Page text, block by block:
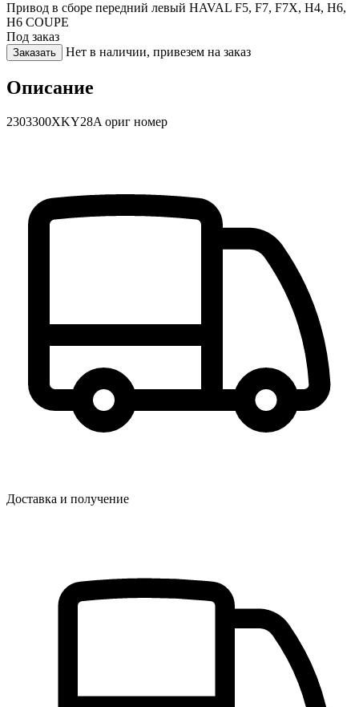
Привод в сборе передний левый HAVAL F5, F7, F7X, H4, H6,
H6 COUPE
Под заказ
Заказать Нет в наличии, привезем на заказ
Описание
2303300XKY28A ориг номер
Доставка и получение